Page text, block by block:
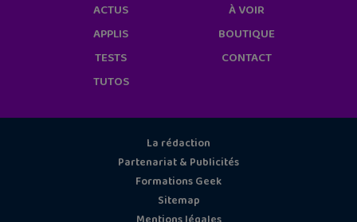
ACTUS
APPLIS
TESTS
TUTOS
À VOIR
BOUTIQUE
CONTACT
La rédaction
Partenariat & Publicités
Formations Geek
Sitemap